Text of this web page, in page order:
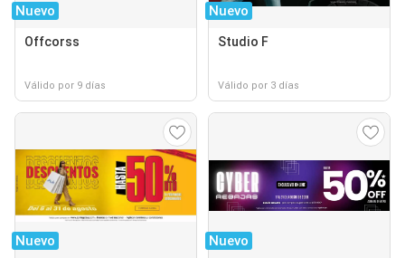
Nuevo
Offcorss
Válido por 9 días
Nuevo
Studio F
Válido por 3 días
Nuevo Nuevo